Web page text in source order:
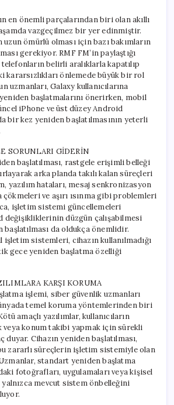
en önemli parçalarından biri olan akıllı
vazgeçilmez bir yer edinmiştir.
uzun ömürlü olması için bazı bakımların
gerekiyor. RMF FM’in paylaştığı
belirli aralıklarla kapatılıp
kararsızlıkları önlemede büyük bir rol
uzmanları, Galaxy kullanıcılarına
başlatmalarını önerirken, mobil
iPhone ve üst düzey Android
bir kez yeniden başlatılmasının yeterli
SORUNLARI GİDERİN
başlatılması, rastgele erişimli belleği
arka planda takılı kalan süreçleri
yazılım hataları, mesaj senkronizasyon
çökmeleri ve aşırı ısınma gibi problemleri
işletim sistemi güncellemeleri
değişikliklerinin düzgün çalışabilmesi
başlatılması da oldukça önemlidir.
sistemleri, cihazın kullanılmadığı
gece yeniden başlatma özelliği
KARŞI KORUMA
işlemi, siber güvenlik uzmanları
temel koruma yöntemlerinden biri
amaçlı yazılımlar, kullanıcıların
veya konum takibi yapmak için sürekli
Cihazın yeniden başlatılması,
zararlı süreçlerin işletim sistemiyle olan
Uzmanlar, standart yeniden başlatma
fotoğrafları, uygulamaları veya kişisel
mevcut sistem önbelleğini